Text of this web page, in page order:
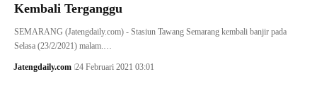
Kembali Terganggu
SEMARANG (Jatengdaily.com) - Stasiun Tawang Semarang kembali banjir pada
Selasa (23/2/2021) malam.…
Jatengdaily.com 24 Februari 2021 03:01